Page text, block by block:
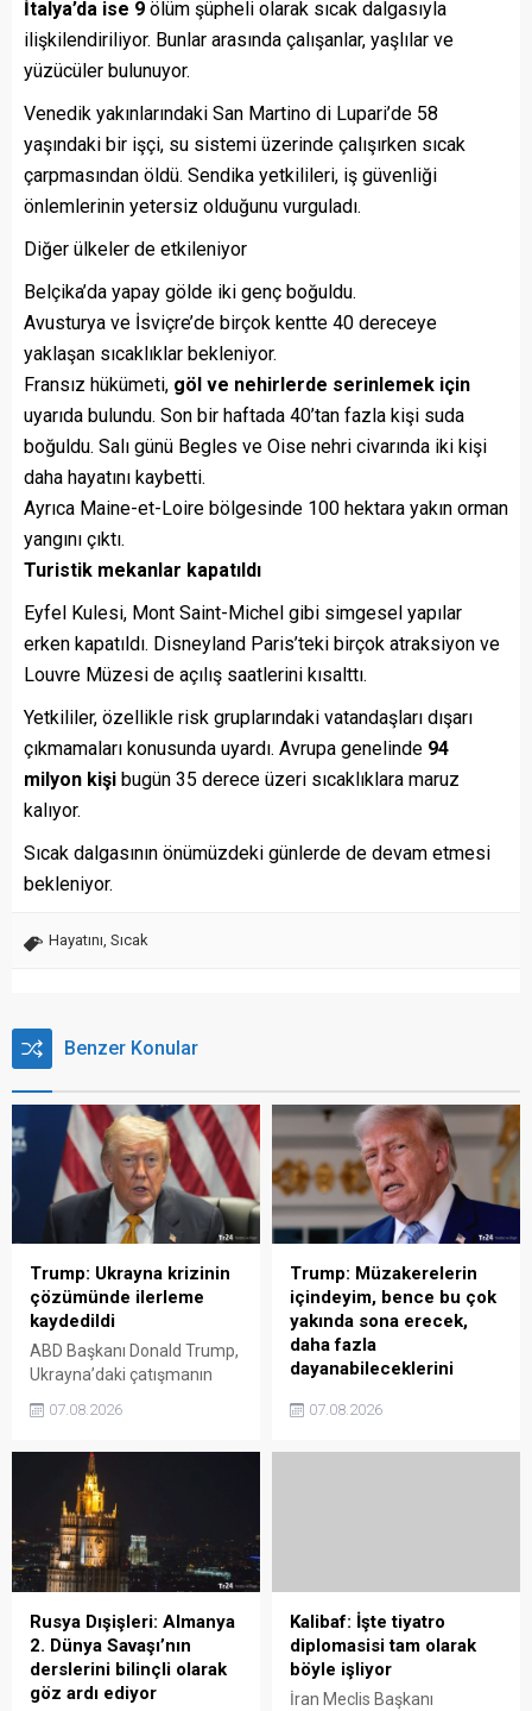
İtalya’da ise 9 ölüm şüpheli olarak sıcak dalgasıyla
ilişkilendiriliyor. Bunlar arasında çalışanlar, yaşlılar ve
yüzücüler bulunuyor.
Venedik yakınlarındaki San Martino di Lupari’de 58
yaşındaki bir işçi, su sistemi üzerinde çalışırken sıcak
çarpmasından öldü. Sendika yetkilileri, iş güvenliği
önlemlerinin yetersiz olduğunu vurguladı.
Diğer ülkeler de etkileniyor
Belçika’da yapay gölde iki genç boğuldu.
Avusturya ve İsviçre’de birçok kentte 40 dereceye
yaklaşan sıcaklıklar bekleniyor.
Fransız hükümeti, göl ve nehirlerde serinlemek için
uyarıda bulundu. Son bir haftada 40’tan fazla kişi suda
boğuldu. Salı günü Begles ve Oise nehri civarında iki kişi
daha hayatını kaybetti.
Ayrıca Maine-et-Loire bölgesinde 100 hektara yakın orman
yangını çıktı.
Turistik mekanlar kapatıldı
Eyfel Kulesi, Mont Saint-Michel gibi simgesel yapılar
erken kapatıldı. Disneyland Paris’teki birçok atraksiyon ve
Louvre Müzesi de açılış saatlerini kısalttı.
Yetkililer, özellikle risk gruplarındaki vatandaşları dışarı
çıkmamaları konusunda uyardı. Avrupa genelinde 94
milyon kişi bugün 35 derece üzeri sıcaklıklara maruz
kalıyor.
Sıcak dalgasının önümüzdeki günlerde de devam etmesi
bekleniyor.
Hayatını Sıcak
Benzer Konular
Trump: Ukrayna krizinin
çözümünde ilerleme
kaydedildi
ABD Başkanı Donald Trump,
Ukrayna’daki çatışmanın
için yürütülen çalışmalarda
belirtirken, Kiev rejiminin
uzun menzilli füze talebine
ise temkinli yaklaştı.
07.08.2026
Trump: Müzakerelerin
içindeyim, bence bu çok
yakında sona erecek,
daha fazla
dayanabileceklerini
ABD Başkanı Donald Trump,
07.08.2026
Rusya Dışişleri: Almanya
2. Dünya Savaşı’nın
derslerini bilinçli olarak
göz ardı ediyor
Muhammed Bakır Kalibaf,
ABD Başkanı Donald
Trump'ın hem askeri
tehditlerde bulunup hem de
07.08.2026